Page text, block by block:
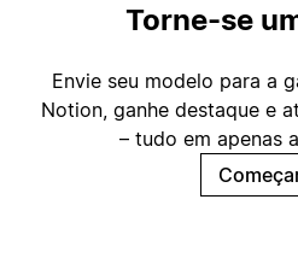
Torne-se
Envie seu modelo para a
Notion, ganhe destaque e
– tudo em apenas